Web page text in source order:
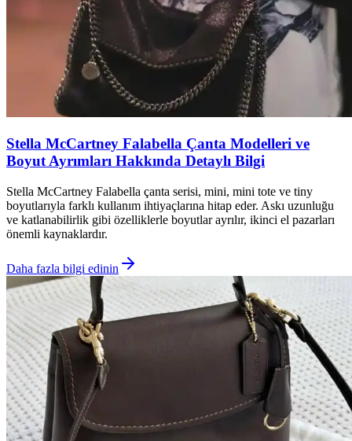
Stella McCartney Falabella Çanta Modelleri ve
Boyut Ayrımları Hakkında Detaylı Bilgi
Stella McCartney Falabella çanta serisi, mini, mini tote ve tiny
boyutlarıyla farklı kullanım ihtiyaçlarına hitap eder. Askı uzunluğu
ve katlanabilirlik gibi özelliklerle boyutlar ayrılır, ikinci el pazarları
önemli kaynaklardır.
Daha fazla bilgi edinin